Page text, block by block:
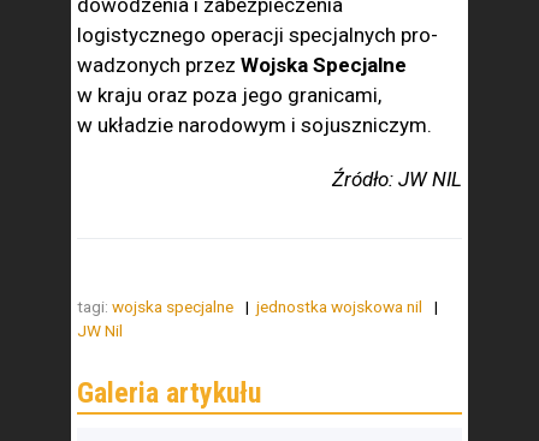
dowodzenia i za­bezpieczenia
logistycznego operacji specjalnych pro­
wadzonych przez Wojska Specjalne
w kraju oraz poza jego granicami,
w układzie narodowym i sojuszniczym.
Źródło: JW NIL
tagi: wojska specjalne
jednostka wojskowa nil
JW Nil